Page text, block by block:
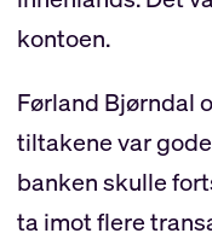
kontoen.
Førland Bjørndal
tiltakene var
banken skulle
ta imot flere